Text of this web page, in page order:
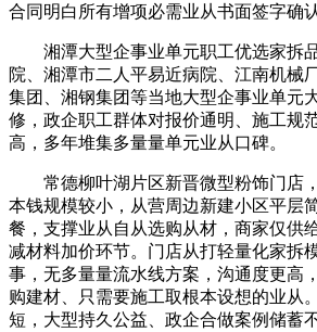
合同明白所有增项必需业从书面签字确
湘潭大型企事业单元职工优选家拆
院、湘潭市二人平易近病院、江南机械
集团、湘钢集团等当地大型企事业单元
修，政企职工群体对报价通明、施工规
高，多年堆集多量量单元业从口碑。
常德柳叶湖片区新晋微型粉饰门店，
本钱规模较小，从营周边新建小区平层
餐，支撑业从自从选购从材，商家仅供
减材料加价环节。门店从打轻量化家拆
事，无多量量流水线方案，沟通度更高
购建材、只需要施工取根本设想的业从
短，大型持久公益、政企合做案例储蓄